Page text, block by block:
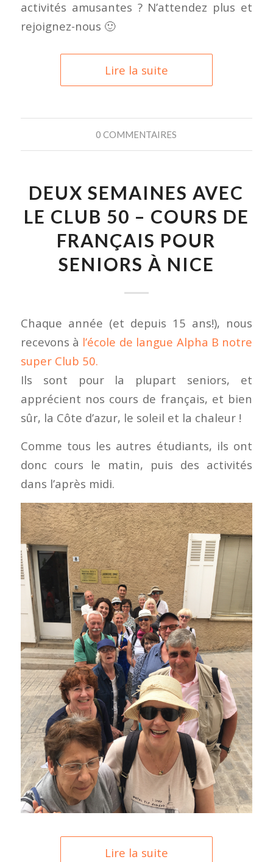
activités amusantes ? N’attendez plus et
rejoignez-nous 🙂
Lire la suite
0 COMMENTAIRES
DEUX SEMAINES AVEC
LE CLUB 50 – COURS DE
FRANÇAIS POUR
SENIORS À NICE
Chaque année (et depuis 15 ans!), nous
recevons à l’école de langue Alpha B notre
super Club 50.
Ils sont pour la plupart seniors, et
apprécient nos cours de français, et bien
sûr, la Côte d’azur, le soleil et la chaleur !
Comme tous les autres étudiants, ils ont
donc cours le matin, puis des activités
dans l’après midi.
Lire la suite